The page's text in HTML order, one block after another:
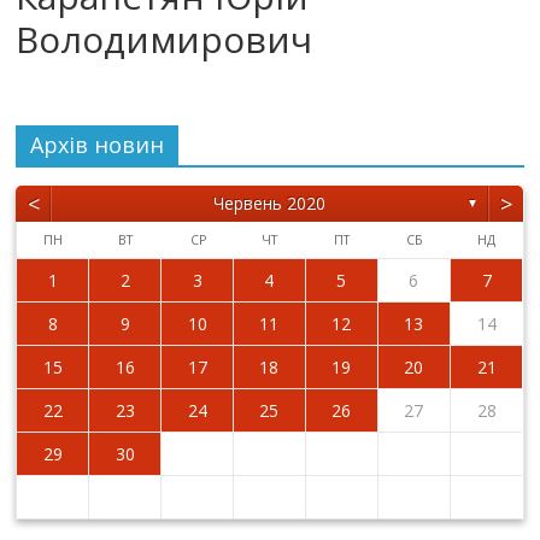
Володимирович
Архiв новин
< Червень 2020 ▼ >
ПН ВТ СР ЧТ ПТ СБ НД
1 2 3 4 5 6
7
8
9 10 11 12 13
14
15
16 17 18 19 20
21
22
23 24 25 26 27
28
29
30